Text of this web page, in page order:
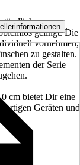
gelingt. Die
vornehmen,
zu gestalten.
der Serie
cm bietet Dir eine
Geräten und
.